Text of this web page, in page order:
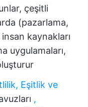
çeşitli
(pazarlama,
kaynakları
uygulamaları,
Eşitlik ve
,